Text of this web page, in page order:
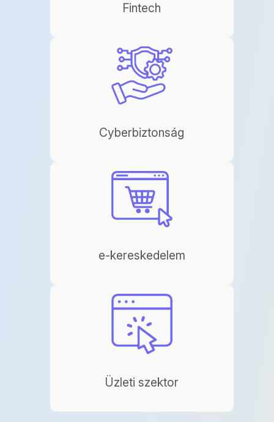
Fintech
Cyberbiztonság
e-kereskedelem
Üzleti szektor